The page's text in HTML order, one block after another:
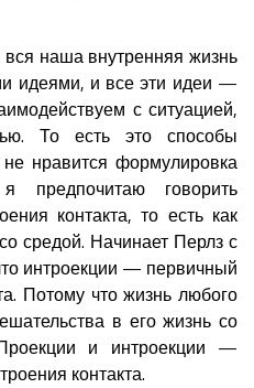
наша внутренняя жизнь
идеями, и все эти идеи —
с ситуацией,
То есть это способы
нравится формулировка
предпочитаю говорить
контакта, то есть как
средой. Начинает Перлз с
интроекции — первичный
Потому что жизнь любого
в его жизнь со
и интроекции —
контакта.